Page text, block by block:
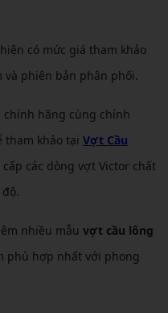
hiện có mức giá tham khảo
phiên bản phân phối.
hãng cùng chính
tham khảo tại Vợt Cầu
các dòng vợt Victor chất
nhiều mẫu vợt cầu lông
phù hợp nhất với phong